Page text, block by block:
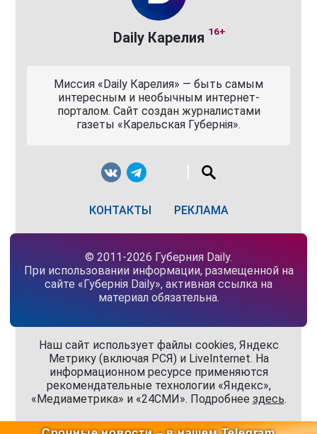
Daily Карелия 16+
Миссия «Daily Карелия» — быть самым
интересным и необычным интернет-
порталом. Сайт создан журналистами
газеты «Карельская Губернiя».
КОНТАКТЫ РЕКЛАМА
© 2011-2026 Губерния Daily.
При использовании информации, размещенной на
сайте «Губернiя Daily», активная ссылка на
материал обязательна.
Наш сайт использует файлы cookies, Яндекс
Метрику (включая РСЯ) и LiveInternet. На
информационном ресурсе применяются
рекомендательные технологии «Яндекс»,
«Медиаметрика» и «24СМИ». Подробнее здесь.